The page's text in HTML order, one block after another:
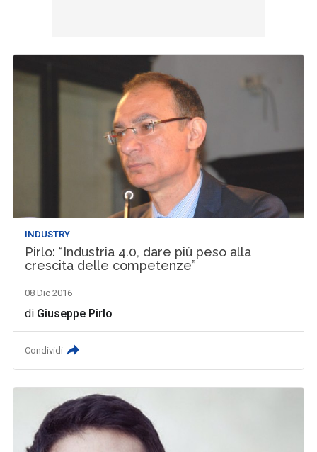
INDUSTRY
Pirlo: “Industria 4.0, dare più peso alla
crescita delle competenze”
08 Dic 2016
di Giuseppe Pirlo
Condividi